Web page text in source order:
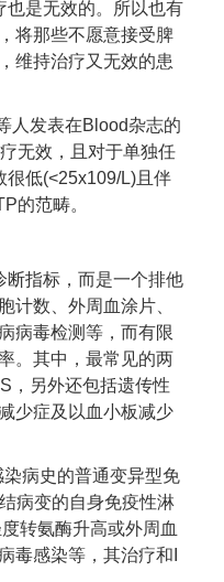
也是无效的。所以也有
将那些不愿意接受脾
维持治疗又无效的患
人发表在Blood杂志的
无效，且对于单独任
很低(<25x109/L)且伴
的范畴。
断指标，而是一个排他
计数、外周血涂片、
病毒检测等，而有限
。其中，最常见的两
，另外还包括遗传性
少症及以血小板减少
病史的普通变异型免
病变的自身免疫性淋
转氨酶升高或外周血
毒感染等，其治疗和I